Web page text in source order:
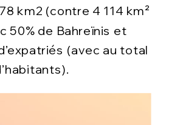
km2 (contre 4 114 km²
50% de Bahreïnis et
(avec au total